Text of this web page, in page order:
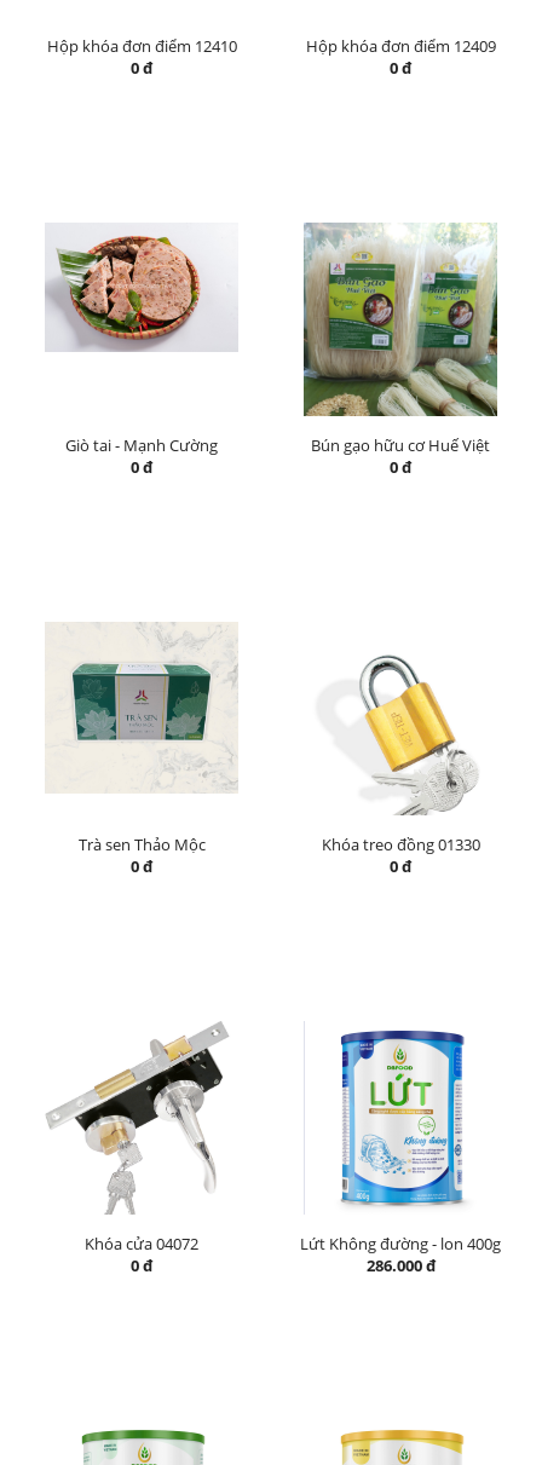
Hộp khóa đơn điểm 12410
0 đ
Hộp khóa đơn điểm 12409
0 đ
Giò tai - Mạnh Cường
0 đ
Bún gạo hữu cơ Huế Việt
0 đ
Trà sen Thảo Mộc
0 đ
Khóa treo đồng 01330
0 đ
Khóa cửa 04072
0 đ
Lứt Không đường - lon 400g
286.000 đ